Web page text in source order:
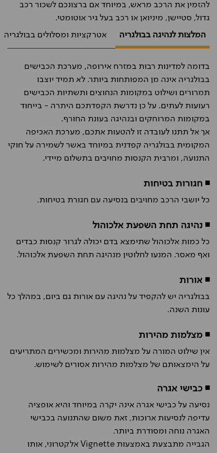
להזמין את הרכב מראש, במיוחד אם ברצונכם לשכור רכב
גדול, סטיישן, מיניואן או רכב בעל גיר אוטומטי.
המלצות לנהיגה בבולגריה
אטרקציות ומסלולים בבולגריה
בדומה למדינות רבות במזרח אירופה, מערכת הכבישים
בבולגריה אינה מן המפותחות ביותר. לא תמיד יוצבו
תמרורים ושילוט במקומות הנחוצים ותשתיות הכבישים
רעועות לעתים. על כן נדרשת הקפדתכם היתרה - בייחוד
במקומות המרוחקים ובנהיגה בעונת החורף.
אך אל תתנו לעובדה זו להטעות אתכם, מערכת האכיפה
המקומית בבולגריה קפדנית במיוחד באשר לשמירה על חוקי
התנועה, ומרבית הקנסות מחויבים בתשלום מיידי.
◾ חגורות בטיחות
כל יושבי הרכב מחויבים בנסיעה עם חגורת בטיחות.
◾ נהיגה תחת השפעת אלכוהול
כל כמות אלכוהול שתימצא בדם יכולה לגרור קנסות כבדים
ואף מאסר. המנעו לחלוטין מנהיגה תחת השפעת אלכוהול.
◾ אורות
בבולגריה יש להקפיד על נהיגה עם אורות גם ביום, במהלך כל
עונות השנה.
◾ מצלמות מהירות
אין שילוט המורה על מצלמות מהירות ומכשירים המתריעים
על הימצאותם של מצלמות מהירות אסורים לשימוש.
◾ כבישי אגרה
נסיעה על כבישי אגרה אינה יקרה במיוחד והיא אופציה
עדיפה לנסיעות ארוכות, זאת משום שהתנועה בכבישי
האגרה נוחה ומסודרת ביותר.
הגבייה מתבצעת באמצעות Vignette אלקטרוני, אותו